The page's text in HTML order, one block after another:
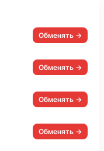
Обменять →
Обменять →
Обменять →
Обменять →